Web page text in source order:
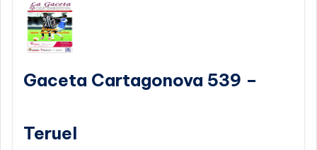
Gaceta Cartagonova 539 –
Teruel